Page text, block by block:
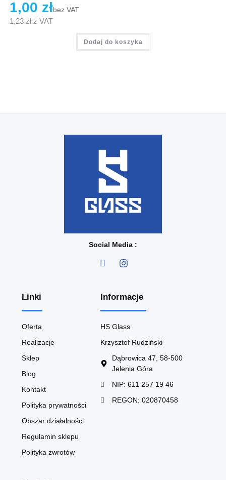
1,00 złbez VAT
1,23 złz VAT
Dodaj do koszyka
Social Media :
Linki
Oferta
Realizacje
Sklep
Blog
Kontakt
Polityka prywatności
Obszar działalności
Regulamin sklepu
Polityka zwrotów
Informacje
HS Glass
Krzysztof Rudziński
Dąbrowica 47, 58-500
Jelenia Góra
NIP: 611 257 19 46
REGON: 020870458